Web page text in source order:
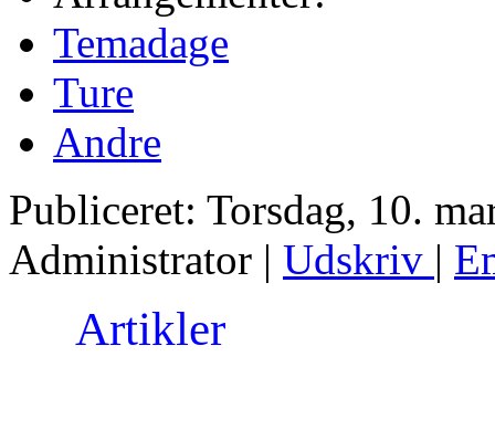
Temadage
Ture
Andre
Publiceret: Torsdag, 10.
Administrator | Udskriv |
Artikler